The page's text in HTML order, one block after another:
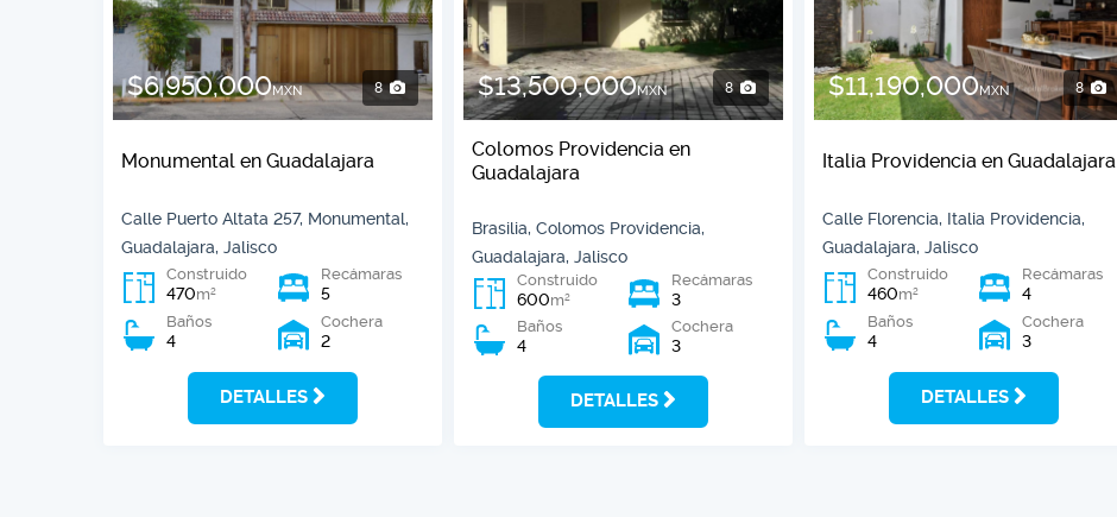
$6,950,000MXN 8
Monumental en Guadalajara
Calle Puerto Altata 257, Monumental,
Guadalajara, Jalisco
Construido
470m2
Recámaras
5
Baños
4
Cochera
2
DETALLES
$13,500,000MXN 8
Colomos Providencia en
Guadalajara
Brasilia, Colomos Providencia,
Guadalajara, Jalisco
Construido
600m2
Recámaras
3
Baños
4
Cochera
3
DETALLES
$11,190,000MXN 8
Italia Providencia en Guadalajara
Calle Florencia, Italia Providencia,
Guadalajara, Jalisco
Construido
460m2
Recámaras
4
Baños
4
Cochera
3
DETALLES